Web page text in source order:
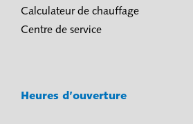
Calculateur de chauffage
Centre de service
Heures d’ouverture